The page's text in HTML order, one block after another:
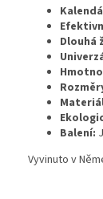
Dlouhá
Balení:
Vyvinuto v